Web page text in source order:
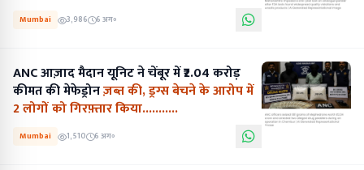
Mumbai 3,986 6 अग॰
ANC आज़ाद मैदान यूनिट ने चेंबूर में ₹2.04 करोड़
कीमत की मेफेड्रोनज़ब्त की, ड्रग्स बेचने के आरोप में
2 लोगों को गिरफ़्तार किया...........
Mumbai 1,510 6 अग॰